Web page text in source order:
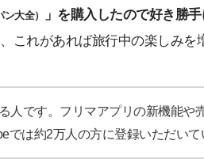
大全） 」を購入したので好き勝
これがあれば旅行中の楽しみを
人です。フリマアプリの新機能や
では約2万人の方に登録いただいて